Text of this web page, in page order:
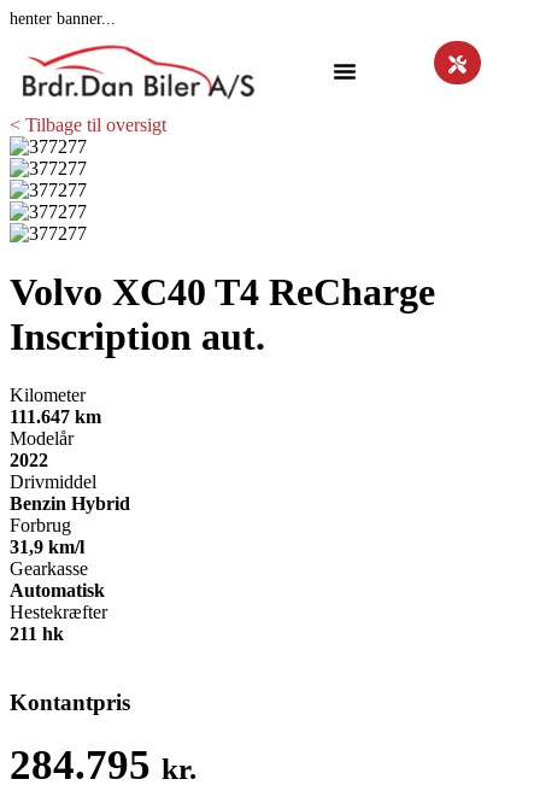
henter banner...
< Tilbage til oversigt
Volvo XC40 T4 ReCharge
Inscription aut.
Kilometer
111.647 km
Modelår
2022
Drivmiddel
Benzin Hybrid
Forbrug
31,9 km/l
Gearkasse
Automatisk
Hestekræfter
211 hk
Kontantpris
284.795 kr.